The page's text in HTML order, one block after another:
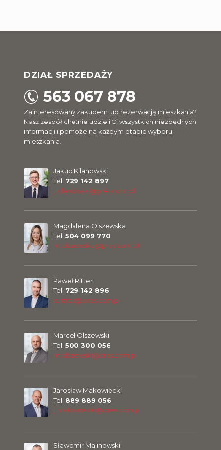
DZIAŁ SPRZEDAŻY
563 067 878
Zainteresowany zakupem lub rezerwacją mieszkania?
Nasz zespół chętnie udzieli Ci wszystkich niezbędnych
informacji i pomoże na każdym etapie wyboru
mieszkania.
Jakub Kilanowski
Tel. 729 142 897
j.kilanowski@pres.com.pl
Magdalena Olszewska
Tel. 504 099 770
m.olszewska@pres.com.pl
Paweł Ritter
Tel. 729 142 896
p.ritter@pres.com.pl
Marcel Olszewski
Tel. 500 300 056
m.olszewski@pres.com.pl
Jarosław Makowiecki
Tel. 889 889 056
j.makowiecki@pres.com.pl
Sławomir Malinowski